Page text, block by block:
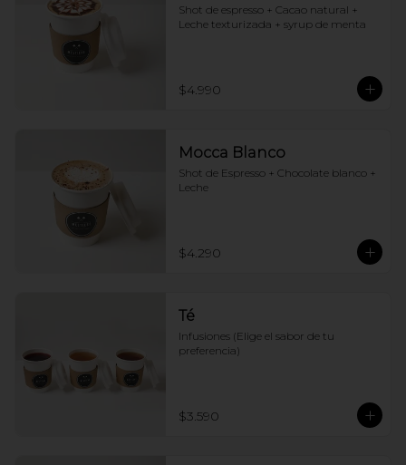
Shot de espresso + Cacao natural +
Leche texturizada + syrup de menta
$4.990
Mocca Blanco
Shot de Espresso + Chocolate blanco +
Leche
$4.290
Té
Infusiones (Elige el sabor de tu
preferencia)
$3.590